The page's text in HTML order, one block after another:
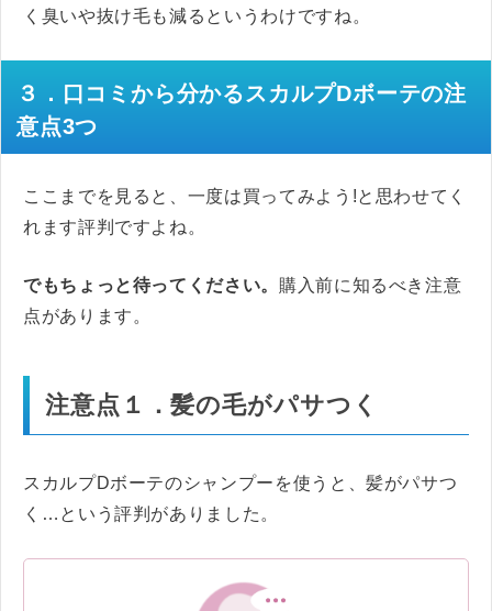
く臭いや抜け毛も減るというわけですね。
３．口コミから分かるスカルプDボーテの注
意点3つ
ここまでを見ると、一度は買ってみよう!と思わせてく
れます評判ですよね。
でもちょっと待ってください。 購入前に知るべき注意
点があります。
注意点１．髪の毛がパサつく
スカルプDボーテのシャンプーを使うと、髪がパサつ
く…という評判がありました。